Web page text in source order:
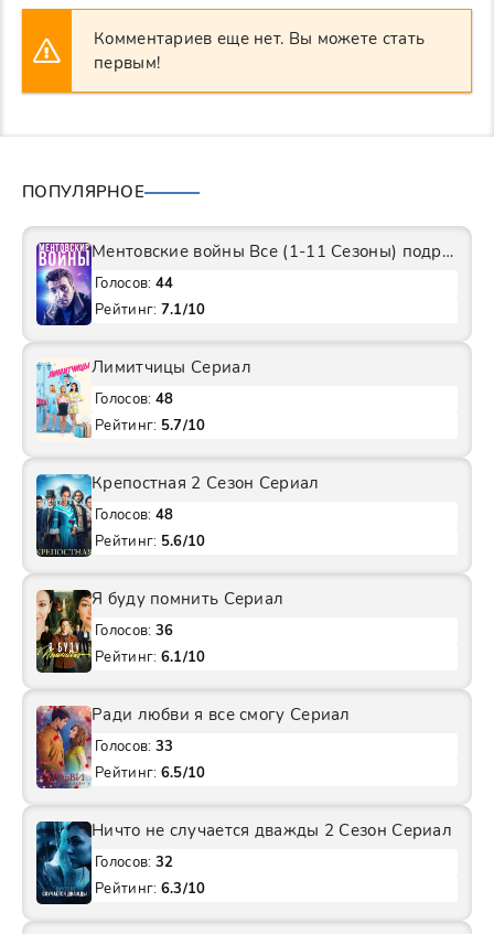
Комментариев еще нет. Вы можете стать
первым!
ПОПУЛЯРНОЕ
Ментовские войны Все (1-11 Сезоны) подряд Сериал
Голосов: 44
Рейтинг: 7.1/10
Лимитчицы Сериал
Голосов: 48
Рейтинг: 5.7/10
Крепостная 2 Сезон Сериал
Голосов: 48
Рейтинг: 5.6/10
Я буду помнить Сериал
Голосов: 36
Рейтинг: 6.1/10
Ради любви я все смогу Сериал
Голосов: 33
Рейтинг: 6.5/10
Ничто не случается дважды 2 Сезон Сериал
Голосов: 32
Рейтинг: 6.3/10